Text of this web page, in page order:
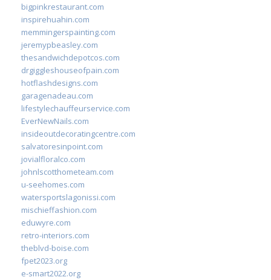
bigpinkrestaurant.com
inspirehuahin.com
memmingerspainting.com
jeremypbeasley.com
thesandwichdepotcos.com
drgiggleshouseofpain.com
hotflashdesigns.com
garagenadeau.com
lifestylechauffeurservice.com
EverNewNails.com
insideoutdecoratingcentre.com
salvatoresinpoint.com
jovialfloralco.com
johnlscotthometeam.com
u-seehomes.com
watersportslagonissi.com
mischieffashion.com
eduwyre.com
retro-interiors.com
theblvd-boise.com
fpet2023.org
e-smart2022.org